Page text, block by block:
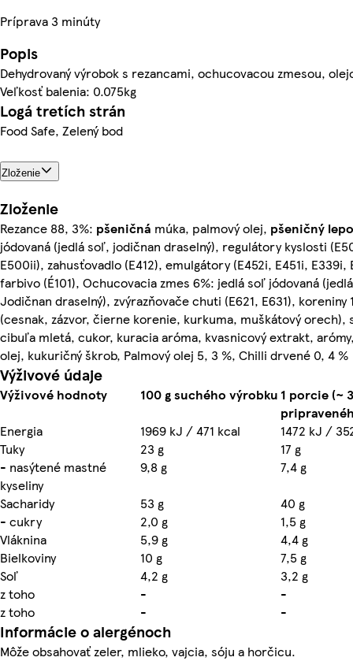
Príprava 3 minúty
Popis
Dehydrovaný výrobok s rezancami, ochucovacou zmesou,
Veľkosť balenia: 0.075kg
Logá tretích strán
Food Safe, Zelený bod
Zloženie
Zloženie
Rezance 88, 3%: pšeničná múka, palmový olej, pšeničný
jódovaná (jedlá soľ, jodičnan draselný), regulátory kyslosti
E500ii), zahusťovadlo (E412), emulgátory (E452i, E451i, E339i,
farbivo (É101), Ochucovacia zmes 6%: jedlá soľ jódovaná
Jodičnan draselný), zvýrazňovače chuti (E621, E631), koreniny
(cesnak, zázvor, čierne korenie, kurkuma, muškátový orech),
cibuľa mletá, cukor, kuracia aróma, kvasnicový extrakt,
olej, kukuričný škrob, Palmový olej 5, 3 %, Chilli drvené 0, 4 %
Výživové údaje
Výživové hodnoty 100 g suchého výrobku 1 porcie (~
Energia
1969 kJ / 471 kcal
1472 kJ /
Tuky
23 g
17 g
- nasýtené mastné
kyseliny
9,8 g
7,4 g
Sacharidy
53 g
40 g
- cukry
2,0 g
1,5 g
Vláknina
5,9 g
4,4 g
Bielkoviny
10 g
7,5 g
Soľ
4,2 g
3,2 g
z toho
-
-
z toho
- -
Informácie o alergénoch
Môže obsahovať zeler, mlieko, vajcia, sóju a horčicu.